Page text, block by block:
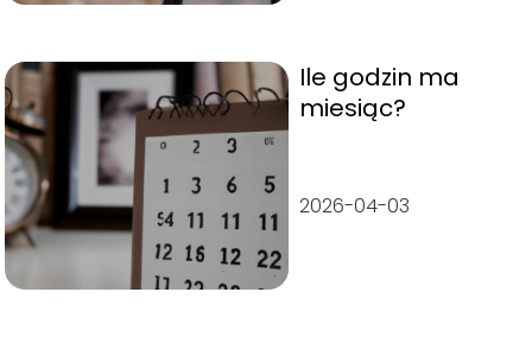
Ile godzin ma
miesiąc?
2026-04-03